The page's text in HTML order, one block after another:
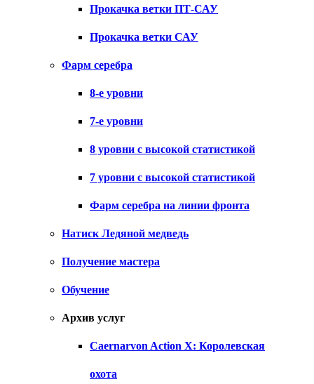
Прокачка ветки ПТ-САУ
Прокачка ветки САУ
Фарм серебра
8-е уровни
7-е уровни
8 уровни с высокой статистикой
7 уровни с высокой статистикой
Фарм серебра на линии фронта
Натиск Ледяной медведь
Получение мастера
Обучение
Архив услуг
Caernarvon Action X: Королевская
охота